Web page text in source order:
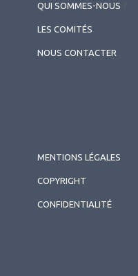
QUI SOMMES-NOUS
LES COMITÉS
NOUS CONTACTER
MENTIONS LÉGALES
COPYRIGHT
CONFIDENTIALITÉ